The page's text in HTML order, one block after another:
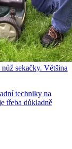
sekačky. Většina
techniky na
třeba důkladně